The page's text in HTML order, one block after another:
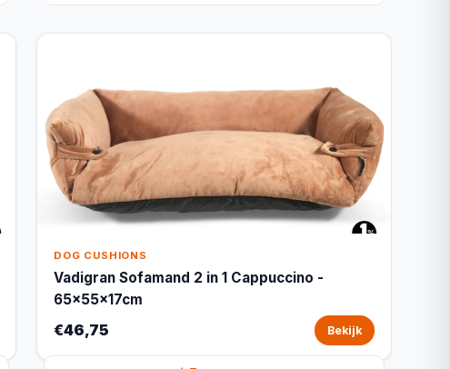
DOG CUSHIONS
Vadigran Sofamand 2 in 1 Cappuccino -
65x55x17cm
€46,75 Bekijk